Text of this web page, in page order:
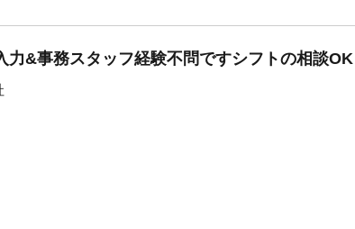
力&事務スタッフ経験不問ですシフトの相談OK